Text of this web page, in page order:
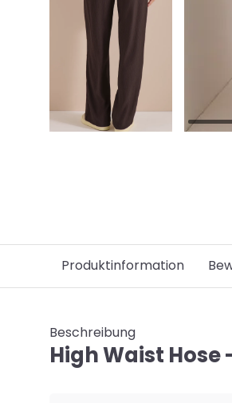
Produktinformation
Beschreibung
High Waist